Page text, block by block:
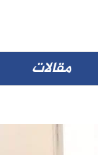
مقالات